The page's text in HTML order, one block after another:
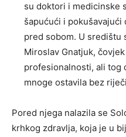
su doktori i medicinske
šapućući i
pred sobom. U središtu
Miroslav Gnatjuk,
profesionalnosti, ali tog
mnoge ostavila bez
Pored njega nalazila se
krhkog zdravlja, koja je u